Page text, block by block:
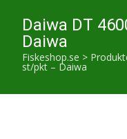
Daiwa DT
Daiwa
Fiskeshop.se >
st/pkt – Daiwa